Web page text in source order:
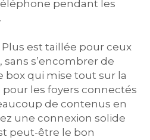
pendant les
Plus est taillée pour ceux
s’encombrer de
box qui mise tout sur la
les foyers connectés
de contenus en
une connexion solide
peut-être le bon